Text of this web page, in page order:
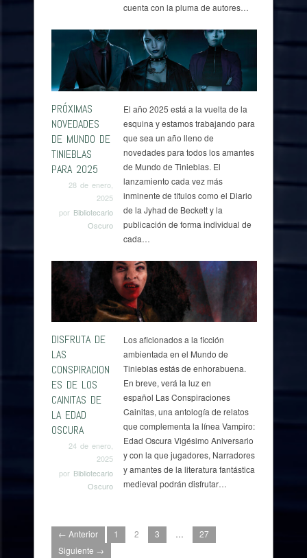
cuenta con la pluma de autores…
PRÓXIMAS
NOVEDADES
DE MUNDO DE
TINIEBLAS
PARA 2025
28 de enero,
2025
por Bibliotecario
Oscuro
El año 2025 está a la vuelta de la
esquina y estamos trabajando para
que sea un año lleno de
novedades para todos los amantes
de Mundo de Tinieblas. El
lanzamiento cada vez más
inminente de títulos como el Diario
de la Jyhad de Beckett y la
publicación de forma individual de
cada…
DISFRUTA DE
LAS
CONSPIRACION
ES DE LOS
CAINITAS DE
LA EDAD
OSCURA
24 de enero,
2025
por Bibliotecario
Oscuro
Los aficionados a la ficción
ambientada en el Mundo de
Tinieblas estás de enhorabuena.
En breve, verá la luz en
español Las Conspiraciones
Cainitas, una antología de relatos
que complementa la línea Vampiro:
Edad Oscura Vigésimo Aniversario
y con la que jugadores, Narradores
y amantes de la literatura fantástica
medieval podrán disfrutar…
← Anterior 1 2 3 …
27
Siguiente →